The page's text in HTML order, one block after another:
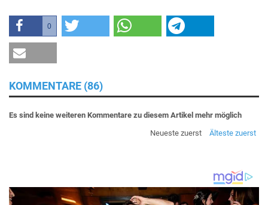
0
KOMMENTARE (86)
Es sind keine weiteren Kommentare zu diesem Artikel mehr möglich
Neueste zuerst
Älteste zuerst